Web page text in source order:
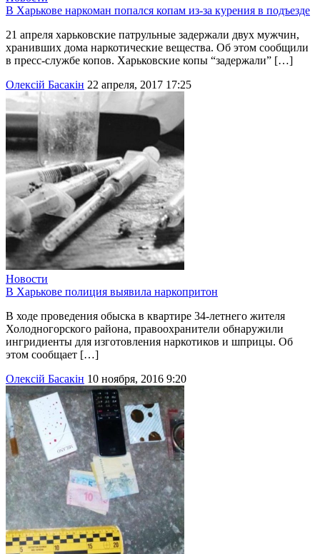
В Харькове наркоман попался копам из-за курения в подъезде
21 апреля харьковские патрульные задержали двух мужчин,
хранивших дома наркотические вещества. Об этом сообщили
в пресс-службе копов. Харьковские копы “задержали” […]
Олексій Басакін 22 апреля, 2017 17:25
Новости
В Харькове полиция выявила наркопритон
В ходе проведения обыска в квартире 34-летнего жителя
Холодногорского района, правоохранители обнаружили
ингридиенты для изготовления наркотиков и шприцы. Об
этом сообщает […]
Олексій Басакін 10 ноября, 2016 9:20